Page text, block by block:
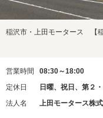
稲沢市・上田モータース 【
営業時間
08:30～18:00
定休日
日曜、祝日、第２
法人名
上田モータース株